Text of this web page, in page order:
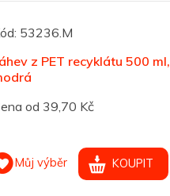
53236.M
z PET recyklátu 500 ml,
od 39,70 Kč
Můj výběr KOUPIT